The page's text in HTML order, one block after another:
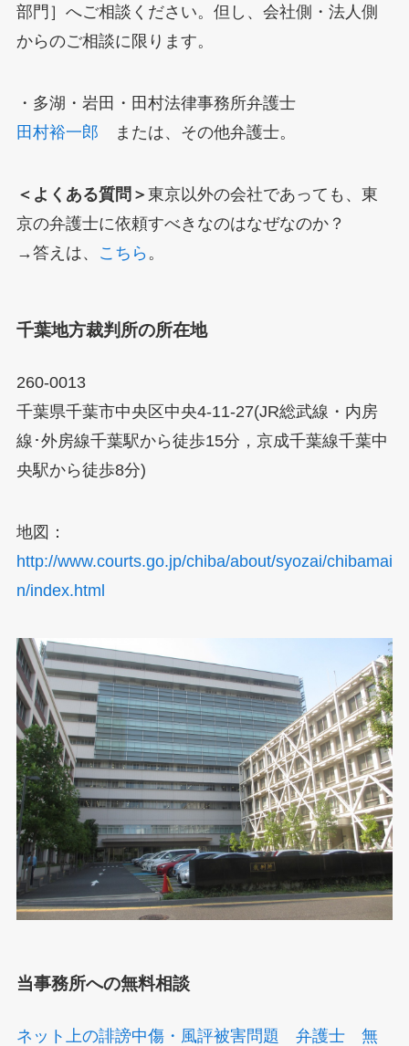
部門］へご相談ください。但し、会社側・法人側
からのご相談に限ります。
・多湖・岩田・田村法律事務所弁護士
田村裕一郎 または、その他弁護士。
＜よくある質問＞ 東京以外の会社であっても、東
京の弁護士に依頼すべきなのはなぜなのか？
→答えは、
こちら 。
千葉地方裁判所の所在地
260-0013
千葉県千葉市中央区中央4-11-27(JR総武線・内房
線･外房線千葉駅から徒歩15分，京成千葉線千葉中
央駅から徒歩8分)
地図：
http://www.courts.go.jp/chiba/about/syozai/chibamai
n/index.html
当事務所への無料相談
ネット上の誹謗中傷・風評被害問題 弁護士 無